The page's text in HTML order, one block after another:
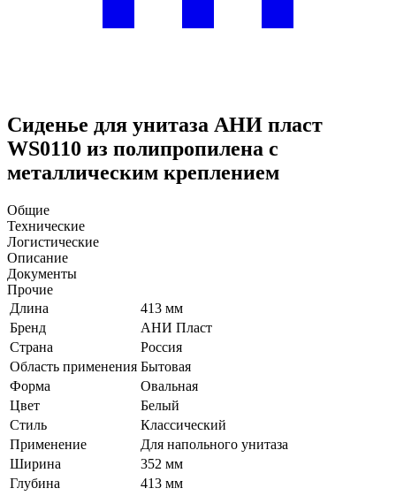
Сиденье для унитаза АНИ пласт
WS0110 из полипропилена с
металлическим креплением
Общие
Технические
Логистические
Описание
Документы
Прочие
Длина
413 мм
Бренд
АНИ Пласт
Страна
Россия
Область применения Бытовая
Форма
Овальная
Цвет
Белый
Стиль
Классический
Применение
Для напольного унитаза
Ширина
352 мм
Глубина
413 мм